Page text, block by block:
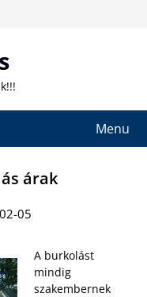
Menu
árak
05
A burkolást
mindig
szakembernek